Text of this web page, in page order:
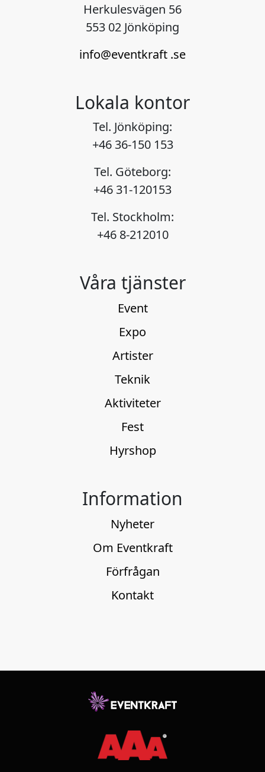
Herkulesvägen 56
553 02 Jönköping
info@eventkraft .se
Lokala kontor
Tel. Jönköping:
+46 36-150 153
Tel. Göteborg:
+46 31-120153
Tel. Stockholm:
+46 8-212010
Våra tjänster
Event
Expo
Artister
Teknik
Aktiviteter
Fest
Hyrshop
Information
Nyheter
Om Eventkraft
Förfrågan
Kontakt